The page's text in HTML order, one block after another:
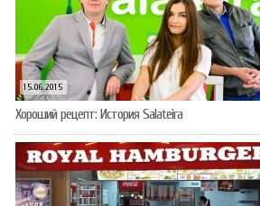
15.06.2015
Хороший рецепт: История Salateira